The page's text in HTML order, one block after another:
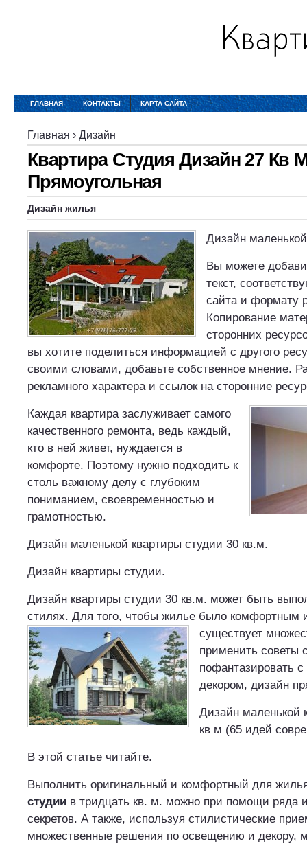
ГЛАВНАЯ КОНТАКТЫ КАРТА САЙТА
Главная › Дизайн
Квартира Студия Дизайн 27 Кв
Прямоугольная
Дизайн жилья
Дизайн
Вы можете
текст,
сайта и формату
Копирование
сторонних
вы хотите поделиться информацией с другого
своими словами, добавьте собственное мнение.
рекламного характера и ссылок на сторонние
Каждая квартира заслуживает самого
качественного ремонта, ведь каждый,
кто в ней живет, нуждается в
комфорте. Поэтому нужно подходить к
столь важному делу с глубоким
пониманием, своевременностью и
грамотностью.
Дизайн маленькой квартиры студии 30 кв.м.
Дизайн квартиры студии.
Дизайн квартиры студии 30 кв.м. может быть
стилях. Для того, чтобы жилье было комфортным
существует
применить советы
пофантазировать
декором, дизайн
Дизайн маленькой
кв м (65 идей
В этой статье читайте.
Выполнить оригинальный и комфортный для
студии в тридцать кв. м. можно при помощи ряда
секретов. А также, используя стилистические
множественные решения по освещению и декору,